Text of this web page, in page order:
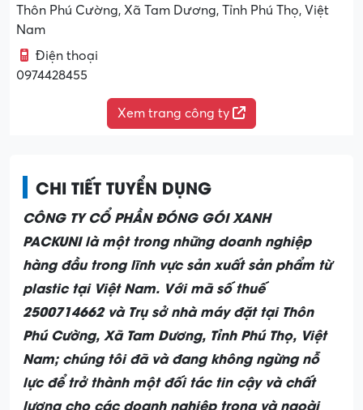
Thôn Phú Cường, Xã Tam Dương, Tỉnh Phú Thọ, Việt
Nam
Điện thoại
0974428455
Xem trang công ty
CHI TIẾT TUYỂN DỤNG
CÔNG TY CỔ PHẦN ĐÓNG GÓI XANH
PACKUNIlà một trong những doanh nghiệp
hàng đầu trong lĩnh vực sản xuất sản phẩm từ
plastic tại Việt Nam. Với mã số thuế
2500714662 và Trụ sở nhà máy đặt tại Thôn
Phú Cường, Xã Tam Dương, Tỉnh Phú Thọ, Việt
Nam; chúng tôi đã và đang không ngừng nỗ
lực để trở thành một đối tác tin cậy và chất
lượng cho các doanh nghiệp trong và ngoài